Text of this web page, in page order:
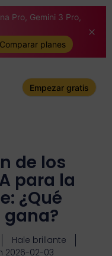
Pro, Gemini 3 Pro,
Comparar planes
Empezar gratis
de los
para la
¿Qué
Hale brillante
2026-02-03